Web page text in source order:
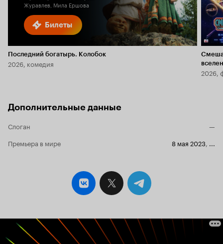
Билеты
Журавлев, Мила Ершова
Последний богатырь. Колобок
2026, комедия
2026,
Дополнительные данные
Слоган
—
Премьера в мире
8 мая 2023, ...